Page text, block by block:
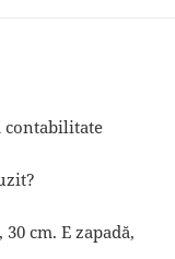
contabilitate
cm. E zapadă,